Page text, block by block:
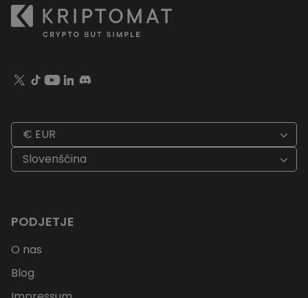
€ EUR
Slovenščina
PODJETJE
O nas
Blog